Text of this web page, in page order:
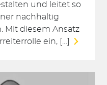
und leitet so
nachhaltig
Mit diesem Ansatz
ein, […]